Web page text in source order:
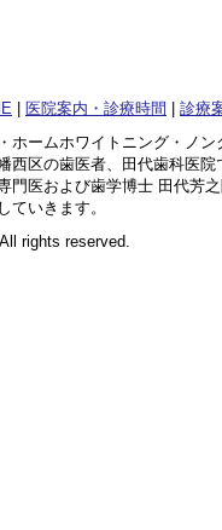
医院案内・診療時間
診療
ホームホワイトニング・ノン
西区の歯医者、田代歯科医院
門医および歯学博士 田代芳
ていきます。
rights reserved.